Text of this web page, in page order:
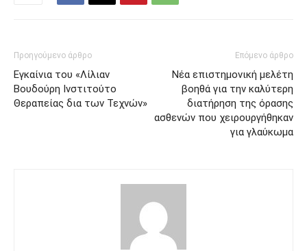
Προηγούμενο άρθρο
Εγκαίνια του «Λίλιαν
Βουδούρη Ινστιτούτο
Θεραπείας δια των Τεχνών»
Επόμενο άρθρο
Νέα επιστημονική μελέτη
βοηθά για την καλύτερη
διατήρηση της όρασης
ασθενών που χειρουργήθηκαν
για γλαύκωμα